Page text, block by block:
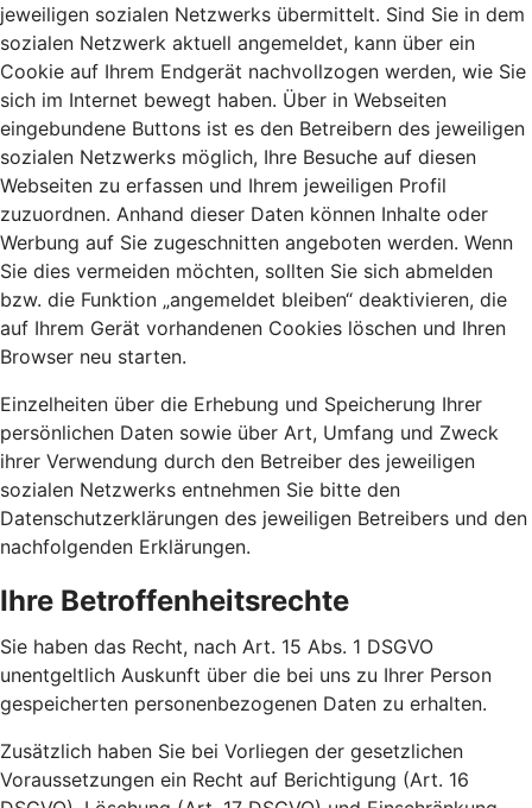
jeweiligen sozialen Netzwerks übermittelt. Sind Sie in dem
sozialen Netzwerk aktuell angemeldet, kann über ein
Cookie auf Ihrem Endgerät nachvollzogen werden, wie Sie
sich im Internet bewegt haben. Über in Webseiten
eingebundene Buttons ist es den Betreibern des jeweiligen
sozialen Netzwerks möglich, Ihre Besuche auf diesen
Webseiten zu erfassen und Ihrem jeweiligen Profil
zuzuordnen. Anhand dieser Daten können Inhalte oder
Werbung auf Sie zugeschnitten angeboten werden. Wenn
Sie dies vermeiden möchten, sollten Sie sich abmelden
bzw. die Funktion „angemeldet bleiben“ deaktivieren, die
auf Ihrem Gerät vorhandenen Cookies löschen und Ihren
Browser neu starten.
Einzelheiten über die Erhebung und Speicherung Ihrer
persönlichen Daten sowie über Art, Umfang und Zweck
ihrer Verwendung durch den Betreiber des jeweiligen
sozialen Netzwerks entnehmen Sie bitte den
Datenschutzerklärungen des jeweiligen Betreibers und den
nachfolgenden Erklärungen.
Ihre Betroffenheitsrechte
Sie haben das Recht, nach Art. 15 Abs. 1 DSGVO
unentgeltlich Auskunft über die bei uns zu Ihrer Person
gespeicherten personenbezogenen Daten zu erhalten.
Zusätzlich haben Sie bei Vorliegen der gesetzlichen
Voraussetzungen ein Recht auf Berichtigung (Art. 16